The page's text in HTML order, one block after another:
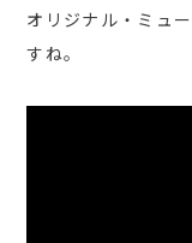
オリジナル・ミュ
すね。